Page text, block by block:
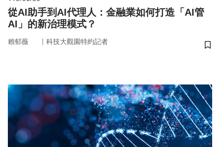
從AI助手到AI代理人：金融業如何打造「AI管
AI」的新治理模式？
賴郁薇 ｜ 科技大觀園特約記者
儲